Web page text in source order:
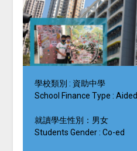
學校類別 : 資助中學
School Finance Type : Aided
就讀學生性別：男女
Students Gender : Co-ed